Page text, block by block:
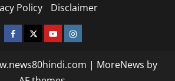
Policy
Disclaimer
facebooktwitterYOUTUBE
instagram
| MoreNews by